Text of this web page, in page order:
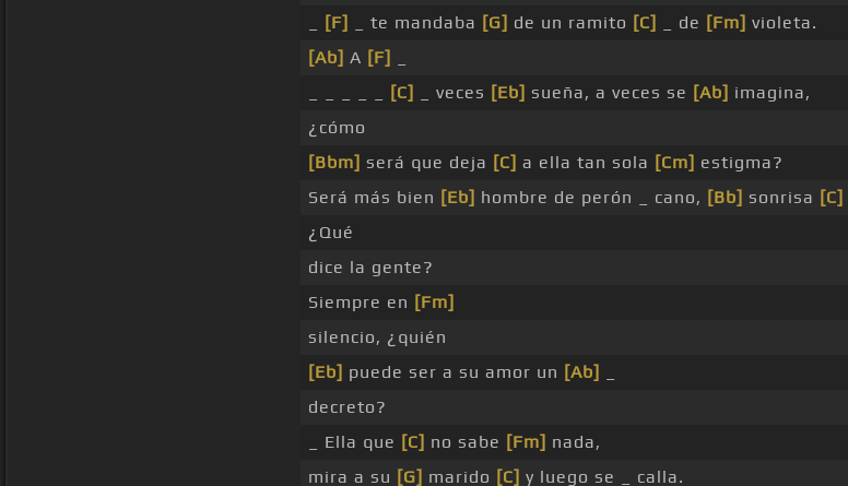
[F] _ te mandaba [G] de un ramito [C] _ de [Fm] violeta.
[Ab] A [F]
[C] _ veces [Eb] sueña, a veces se [Ab] imagina,
¿cómo
[Bbm] será que deja [C] a ella tan sola [Cm] estigma?
Será más bien [Eb] hombre de perón _ cano, [Bb] sonrisa [C]
¿Qué
dice la gente?
Siempre en [Fm]
silencio, ¿quién
[Eb] puede ser a su amor un [Ab]
decreto?
_ Ella que [C] no sabe [Fm] nada,
mira a su [G] marido [C] y luego se _ calla.